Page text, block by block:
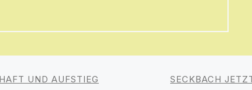
UND AUFSTIEG SECKBACH